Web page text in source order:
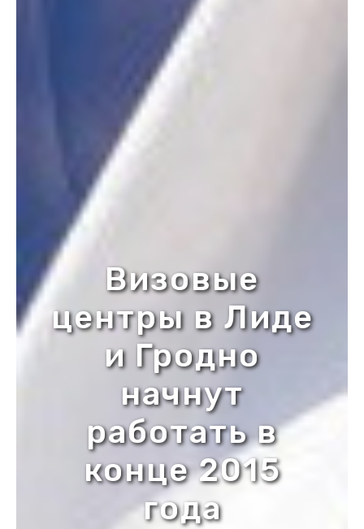
Визовые
центры в Лиде
и Гродно
начнут
работать в
конце 2015
года